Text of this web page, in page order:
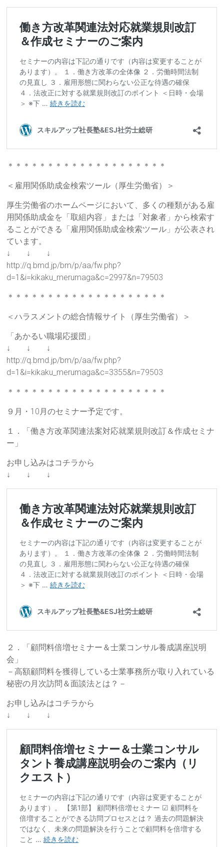
＊＊＊＊＊＊＊＊＊＊＊＊＊＊＊＊＊＊＊＊
＜雇用関係助成金検索ツール（厚生労働省）＞
厚生労働省のホームページにおいて、多くの種類がある雇
用関係助成金を「取組内容」または「対象者」から検索す
ることができる「雇用関係助成金検索ツール」が公表され
ています。
↓ ↓ ↓
http://q.bmd.jp/bm/p/aa/fw.php?
d=1&i=kikaku_merumaga&c=2997&n=79503
＊＊＊＊＊＊＊＊＊＊＊＊＊＊＊＊＊＊＊＊
＜ハラスメントの総合情報サイト（厚生労働省）＞
「あかるい職場応援団」
↓ ↓ ↓
http://q.bmd.jp/bm/p/aa/fw.php?
d=1&i=kikaku_merumaga&c=3355&n=79503
＊＊＊＊＊＊＊＊＊＊＊＊＊＊＊＊＊＊＊＊
９月・10月のセミナー予定です。
１．「働き方改革関連法案対応就業規則改訂＆作成セミナ
ー」
お申し込みはコチラから
↓ ↓ ↓
２．「顧問料倍増セミナー＆士業コンサル養成講座説明
会」
－高額顧問料を獲得している士業事務所が取り入れている
秘密の月次訪問＆面談法とは？－
お申し込みはコチラから
↓ ↓ ↓